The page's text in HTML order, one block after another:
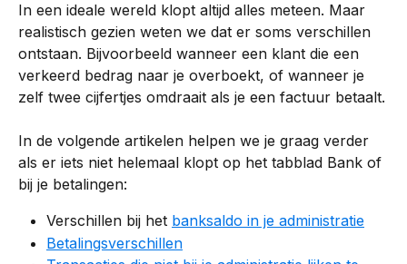
In een ideale wereld klopt altijd alles meteen. Maar
realistisch gezien weten we dat er soms verschillen
ontstaan. Bijvoorbeeld wanneer een klant die een
verkeerd bedrag naar je overboekt, of wanneer je
zelf twee cijfertjes omdraait als je een factuur betaalt.
In de volgende artikelen helpen we je graag verder
als er iets niet helemaal klopt op het tabblad Bank of
bij je betalingen:
Verschillen bij het banksaldo in je administratie
Betalingsverschillen